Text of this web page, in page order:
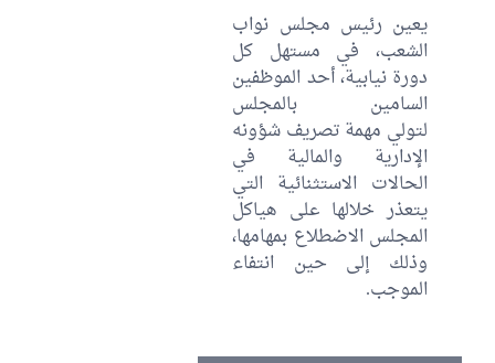
يعين رئيس مجلس نواب
الشعب، في مستهل كل
دورة نيابية، أحد الموظفين
السامين بالمجلس
لتولي مهمة تصريف شؤونه
الإدارية والمالية في
الحالات الاستثنائية التي
يتعذر خلالها على هياكل
المجلس الاضطلاع بمهامها،
وذلك إلى حين انتفاء
الموجب.